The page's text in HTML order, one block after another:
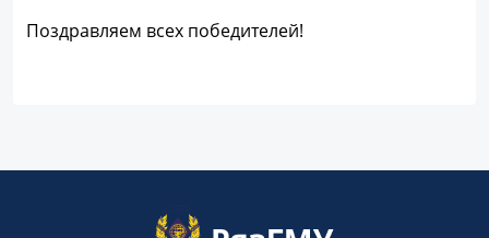
Поздравляем всех победителей!